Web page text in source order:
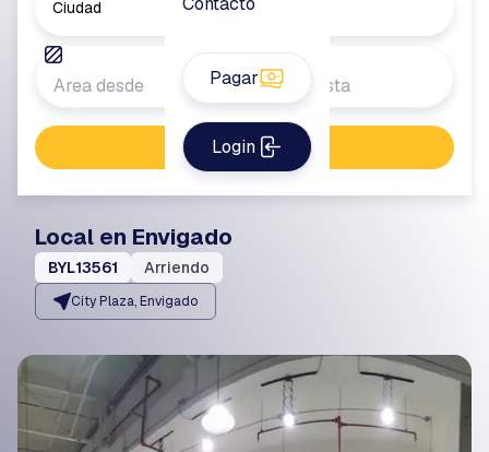
Pagar
Login
Ciudad
Buscar propiedad
Local en Envigado
BYL13561 Arriendo
City Plaza, Envigado